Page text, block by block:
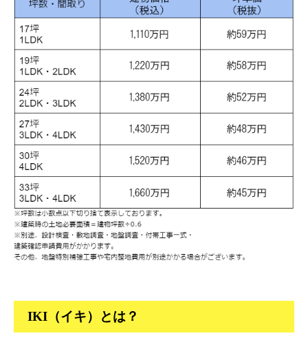
IKI（イキ）とは？